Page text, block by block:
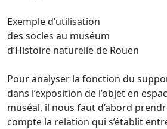
Exemple d’utilisation
des socles au muséum
d’Histoire naturelle de Rouen
Pour analyser la fonction du
dans l’exposition de l’objet en
muséal, il nous faut d’abord
compte la relation qui s’établit